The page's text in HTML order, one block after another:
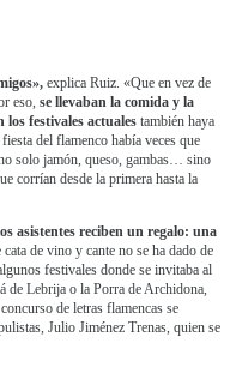
explica Ruiz. «Que en vez de
eso, se llevaban la comida y la
festivales actuales también haya
del flamenco había veces que
solo jamón, queso, gambas… sino
corrían desde la primera hasta la
asistentes reciben un regalo: una
de vino y cante no se ha dado de
festivales donde se invitaba al
de Lebrija o la Porra de Archidona,
de letras flamencas se
Julio Jiménez Trenas, quien se